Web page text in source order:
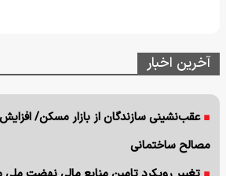
آخرین اخبار
مصالح ساختمانی